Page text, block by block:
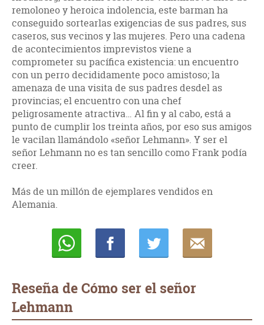
remoloneo y heroica indolencia, este barman ha
conseguido sortearlas exigencias de sus padres, sus
caseros, sus vecinos y las mujeres. Pero una cadena
de acontecimientos imprevistos viene a
comprometer su pacífica existencia: un encuentro
con un perro decididamente poco amistoso; la
amenaza de una visita de sus padres desdel as
provincias; el encuentro con una chef
peligrosamente atractiva… Al fin y al cabo, está a
punto de cumplir los treinta años, por eso sus amigos
le vacilan llamándolo «señor Lehmann». Y ser el
señor Lehmann no es tan sencillo como Frank podía
creer.
Más de un millón de ejemplares vendidos en
Alemania.
Reseña de Cómo ser el señor
Lehmann